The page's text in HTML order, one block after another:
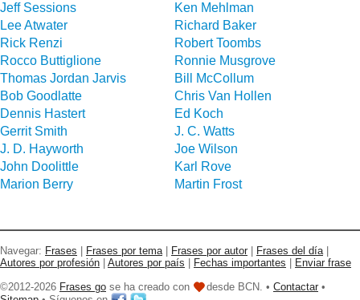
Jeff Sessions
Ken Mehlman
Lee Atwater
Richard Baker
Rick Renzi
Robert Toombs
Rocco Buttiglione
Ronnie Musgrove
Thomas Jordan Jarvis
Bill McCollum
Bob Goodlatte
Chris Van Hollen
Dennis Hastert
Ed Koch
Gerrit Smith
J. C. Watts
J. D. Hayworth
Joe Wilson
John Doolittle
Karl Rove
Marion Berry
Martin Frost
Navegar: Frases Frases por tema| Frases por autor Frases del día|
Autores por profesión
Autores por país Fechas importantes
Enviar frase
©2012-2026 Frases go se ha creado con desde BCN. • Contactar •